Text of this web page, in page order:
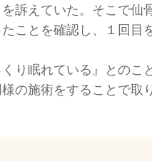
訴えていた。そこで仙
ことを確認し、１回目
り眠れている』とのこと
の施術をすることで取